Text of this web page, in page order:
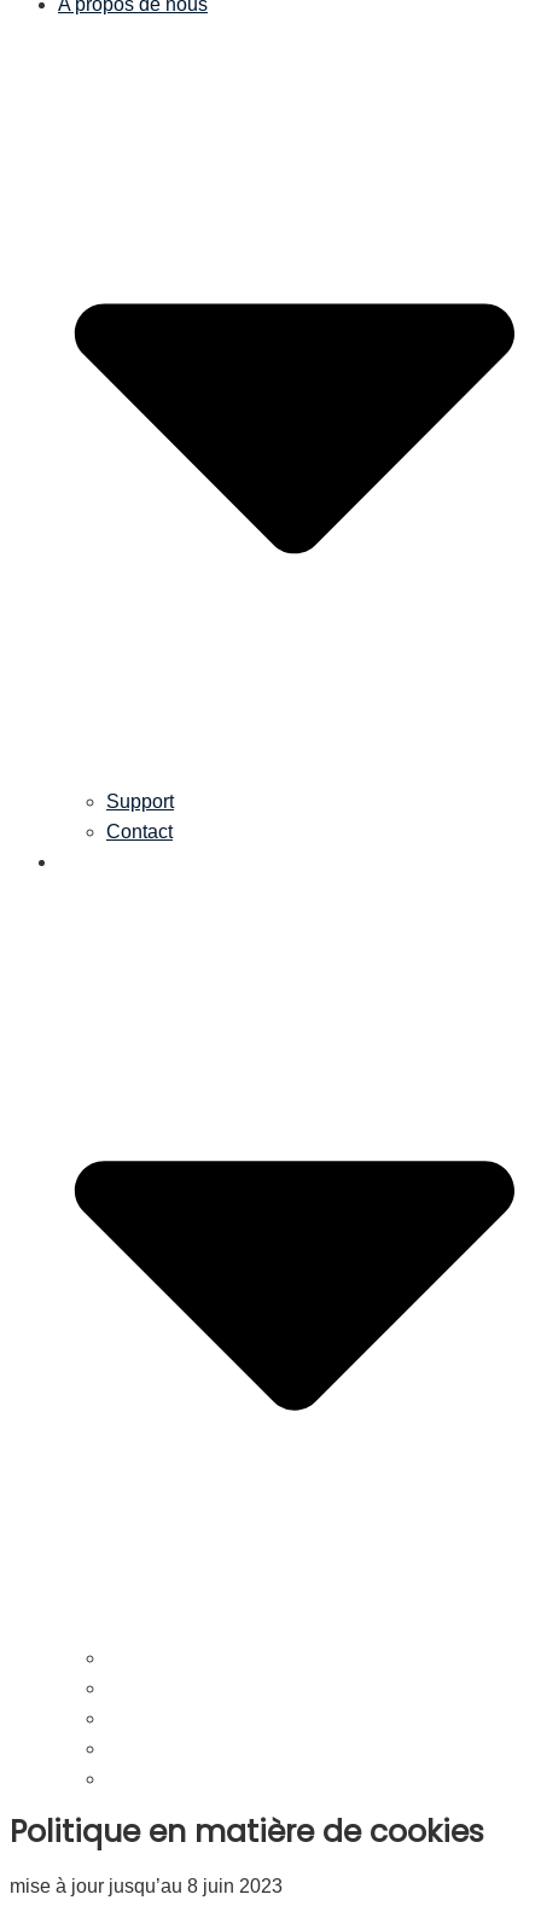
A propos de nous
Support
Contact
Politique en matière de cookies
mise à jour jusqu’au 8 juin 2023